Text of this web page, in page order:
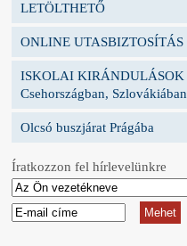
LETÖLTHETŐ
ONLINE UTASBIZTOSÍTÁS
ISKOLAI KIRÁNDULÁSOK
Csehországban, Szlovákiában
Olcsó buszjárat Prágába
Íratkozzon fel hírlevelünkre